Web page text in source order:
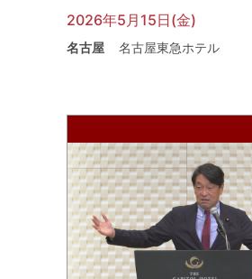
2026年5月15日(金)
名古屋 名古屋東急ホテル